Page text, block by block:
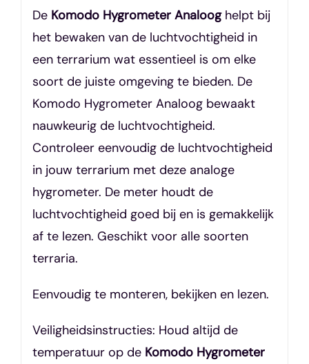
De Komodo Hygrometer Analooghelpt bij
het bewaken van de luchtvochtigheid in
een terrarium wat essentieel is om elke
soort de juiste omgeving te bieden. De
Komodo Hygrometer Analoog bewaakt
nauwkeurig de luchtvochtigheid.
Controleer eenvoudig de luchtvochtigheid
in jouw terrarium met deze analoge
hygrometer. De meter houdt de
luchtvochtigheid goed bij en is gemakkelijk
af te lezen. Geschikt voor alle soorten
terraria.
Eenvoudig te monteren, bekijken en lezen.
Veiligheidsinstructies: Houd altijd de
temperatuur op de Komodo Hygrometer